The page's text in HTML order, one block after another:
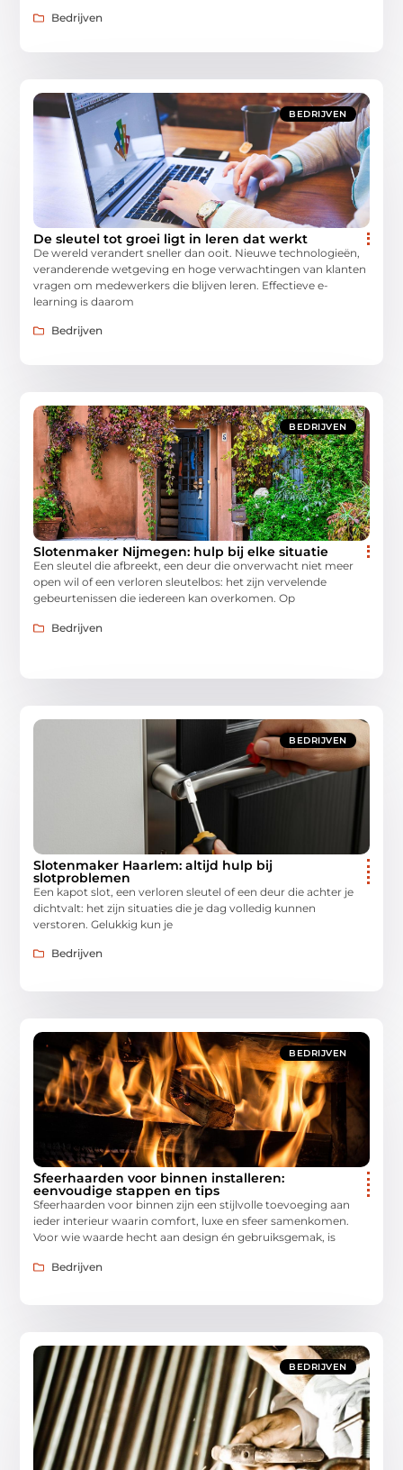
Bedrijven
BEDRIJVEN
De sleutel tot groei ligt in leren dat werkt
De wereld verandert sneller dan ooit. Nieuwe technologieën,
veranderende wetgeving en hoge verwachtingen van klanten
vragen om medewerkers die blijven leren. Effectieve e-
learning is daarom
Bedrijven
BEDRIJVEN
Slotenmaker Nijmegen: hulp bij elke situatie
Een sleutel die afbreekt, een deur die onverwacht niet meer
open wil of een verloren sleutelbos: het zijn vervelende
gebeurtenissen die iedereen kan overkomen. Op
Bedrijven
BEDRIJVEN
Slotenmaker Haarlem: altijd hulp bij
slotproblemen
Een kapot slot, een verloren sleutel of een deur die achter je
dichtvalt: het zijn situaties die je dag volledig kunnen
verstoren. Gelukkig kun je
Bedrijven
BEDRIJVEN
Sfeerhaarden voor binnen installeren:
eenvoudige stappen en tips
Sfeerhaarden voor binnen zijn een stijlvolle toevoeging aan
ieder interieur waarin comfort, luxe en sfeer samenkomen.
Voor wie waarde hecht aan design én gebruiksgemak, is
Bedrijven
BEDRIJVEN